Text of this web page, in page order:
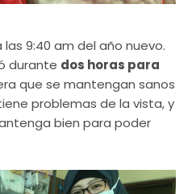
9:40 am del año nuevo.
durante dos horas para
que se mantengan sanos
problemas de la vista, y
bien para poder